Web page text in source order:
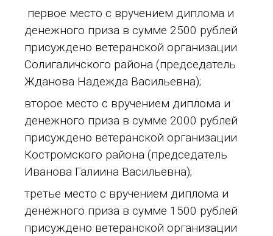
первое место с вручением диплома и
денежного приза в сумме 2500 рублей
присуждено ветеранской организации
Солигаличского района (председатель
Жданова Надежда Васильевна);
второе место с вручением диплома и
денежного приза в сумме 2000 рублей
присуждено ветеранской организации
Костромского района (председатель
Иванова Галиина Васильевна);
третье место с вручением диплома и
денежного приза в сумме 1500 рублей
присуждено ветеранской организации